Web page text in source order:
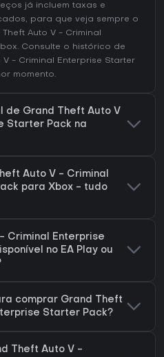
já incluem taxas e
para que veja sempre o
Auto V - Criminal
. Consulte o histórico de
- Criminal Enterprise Starter
momento.
de Grand Theft Auto V
Starter Pack na
Auto V - Criminal
para Xbox - tudo
Criminal Enterprise
no EA Play ou
comprar Grand Theft
Starter Pack?
Theft Auto V -